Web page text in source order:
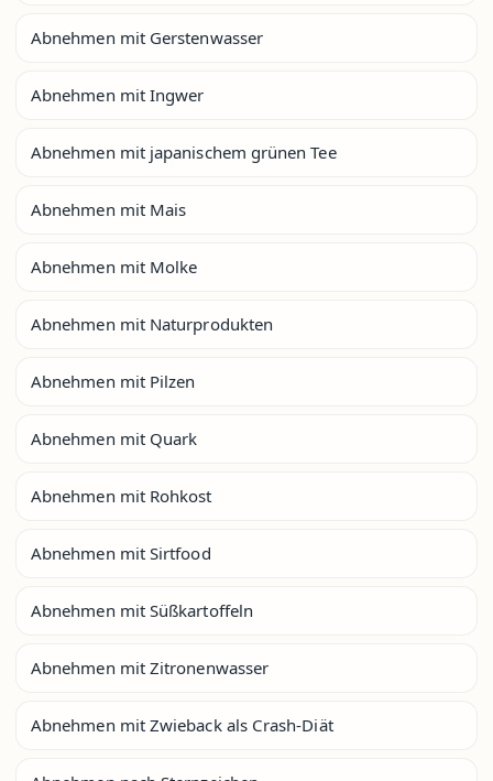
Abnehmen mit Gerstenwasser
Abnehmen mit Ingwer
Abnehmen mit japanischem grünen Tee
Abnehmen mit Mais
Abnehmen mit Molke
Abnehmen mit Naturprodukten
Abnehmen mit Pilzen
Abnehmen mit Quark
Abnehmen mit Rohkost
Abnehmen mit Sirtfood
Abnehmen mit Süßkartoffeln
Abnehmen mit Zitronenwasser
Abnehmen mit Zwieback als Crash-Diät